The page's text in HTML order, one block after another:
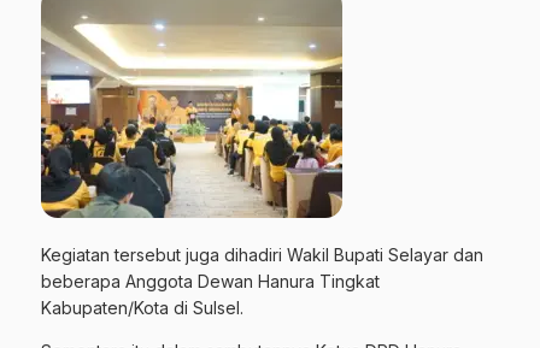
Kegiatan tersebut juga dihadiri Wakil Bupati Selayar dan
beberapa Anggota Dewan Hanura Tingkat
Kabupaten/Kota di Sulsel.